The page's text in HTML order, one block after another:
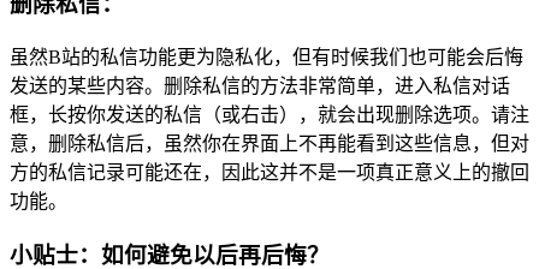
虽然B站的私信功能更为隐私化，但有时候我们也可能会后悔
发送的某些内容。删除私信的方法非常简单，进入私信对话
框，长按你发送的私信（或右击），就会出现删除选项。请注
意，删除私信后，虽然你在界面上不再能看到这些信息，但对
方的私信记录可能还在，因此这并不是一项真正意义上的撤回
功能。
小贴士：如何避免以后再后悔？